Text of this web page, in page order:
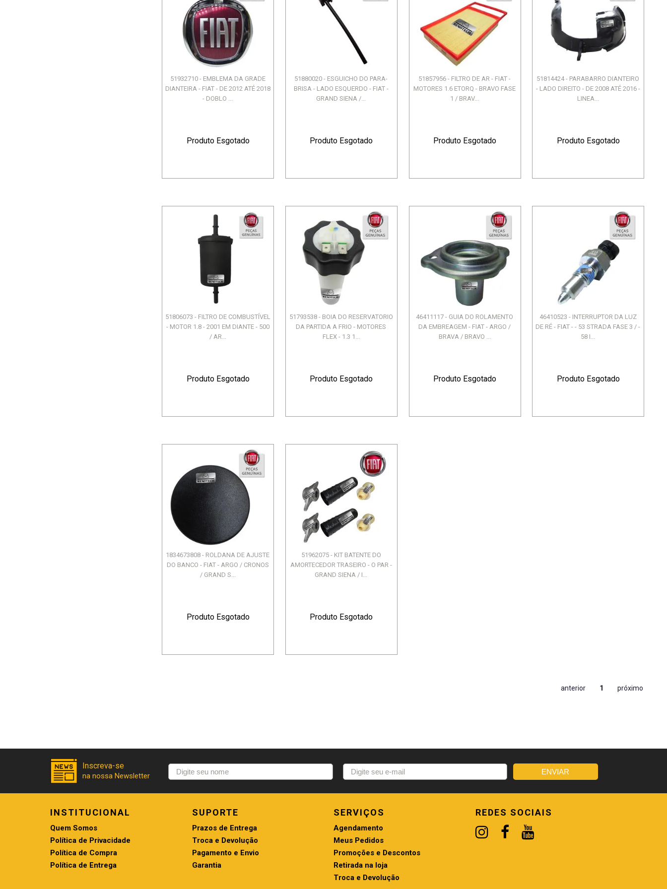
51932710 - EMBLEMA DA GRADE
DIANTEIRA - FIAT - DE 2012 ATÉ 2018
- DOBLO ...
Produto Esgotado
51880020 - ESGUICHO DO PARA-
BRISA - LADO ESQUERDO - FIAT -
GRAND SIENA /...
Produto Esgotado
51857956 - FILTRO DE AR - FIAT -
MOTORES 1.6 ETORQ - BRAVO FASE
1 / BRAV...
Produto Esgotado
51814424 - PARABARRO DIANTEIRO
- LADO DIREITO - DE 2008 ATÉ 2016 -
LINEA...
Produto Esgotado
51806073 - FILTRO DE COMBUSTÍVEL
- MOTOR 1.8 - 2001 EM DIANTE - 500
/ AR...
Produto Esgotado
51793538 - BOIA DO RESERVATORIO
DA PARTIDA A FRIO - MOTORES
FLEX - 1.3 1...
Produto Esgotado
46411117 - GUIA DO ROLAMENTO
DA EMBREAGEM - FIAT - ARGO /
BRAVA / BRAVO ...
Produto Esgotado
46410523 - INTERRUPTOR DA LUZ
DE RÉ - FIAT - - 53 STRADA FASE 3 / -
58 I...
Produto Esgotado
1834673808 - ROLDANA DE AJUSTE
DO BANCO - FIAT - ARGO / CRONOS
/ GRAND S...
Produto Esgotado
51962075 - KIT BATENTE DO
AMORTECEDOR TRASEIRO - O PAR -
GRAND SIENA / I...
Produto Esgotado
anterior 1 próximo
INSTITUCIONAL
Quem Somos
Política de Privacidade
Política de Compra
Política de Entrega
SUPORTE
Prazos de Entrega
Troca e Devolução
Pagamento e Envio
Garantia
SERVIÇOS
Agendamento
Meus Pedidos
Promoções e Descontos
Retirada na loja
Troca e Devolução
REDES SOCIAIS